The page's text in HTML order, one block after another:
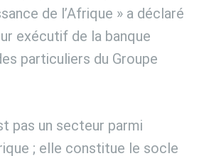
de l’Afrique » a déclaré
exécutif de la banque
particuliers du Groupe
pas un secteur parmi
; elle constitue le socle